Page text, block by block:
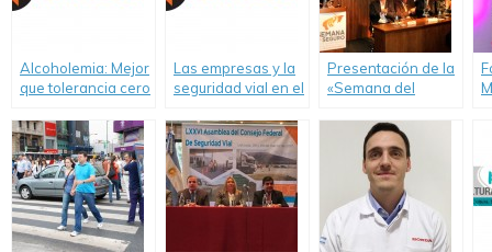
Alcoholemia: Mejor
que tolerancia cero
un informe de
OVILAM
Las empresas y la
seguridad vial en el
de OVILAM
Presentación de la
«Semana del
Prevención»